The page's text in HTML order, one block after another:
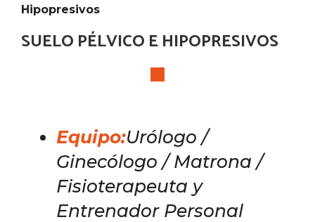
Hipopresivos
SUELO PÉLVICO E HIPOPRESIVOS
Equipo:Urólogo /
Ginecólogo / Matrona /
Fisioterapeuta y
Entrenador Personal